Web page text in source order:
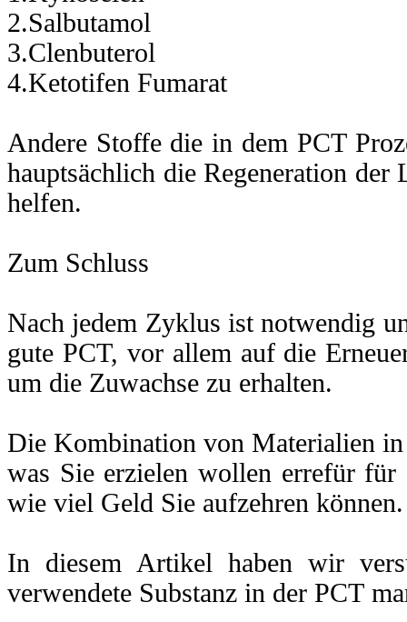
2.Salbutamol
3.Clenbuterol
4.Ketotifen Fumarat
Andere Stoffe die in dem PCT
hauptsächlich die Regeneration der
helfen.
Zum Schluss
Nach jedem Zyklus ist notwendig
gute PCT, vor allem auf die
um die Zuwachse zu erhalten.
Die Kombination von Materialien
was Sie erzielen wollen errefür
wie viel Geld Sie aufzehren können.
In diesem Artikel haben wir
verwendete Substanz in der PCT
Maß zu